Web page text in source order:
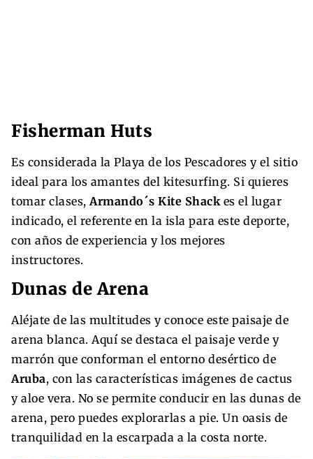
Fisherman Huts
Es considerada la Playa de los Pescadores y el sitio
ideal para los amantes del kitesurfing. Si quieres
tomar clases, Armando´s Kite Shack es el lugar
indicado, el referente en la isla para este deporte,
con años de experiencia y los mejores
instructores.
Dunas de Arena
Aléjate de las multitudes y conoce este paisaje de
arena blanca. Aquí se destaca el paisaje verde y
marrón que conforman el entorno desértico de
Aruba, con las características imágenes de cactus
y aloe vera. No se permite conducir en las dunas de
arena, pero puedes explorarlas a pie. Un oasis de
tranquilidad en la escarpada a la costa norte.